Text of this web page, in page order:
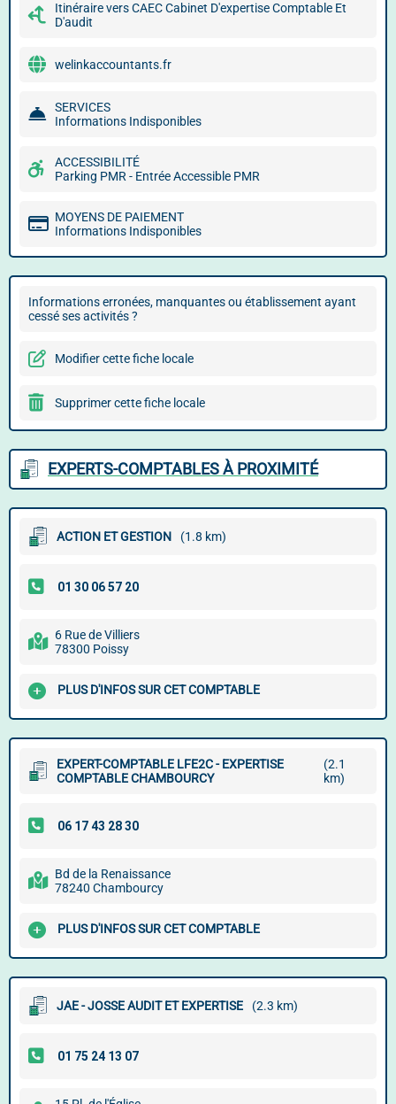
Itinéraire vers CAEC Cabinet D'expertise Comptable Et
D'audit
welinkaccountants.fr
SERVICES
Informations Indisponibles
ACCESSIBILITÉ
Parking PMR - Entrée Accessible PMR
MOYENS DE PAIEMENT
Informations Indisponibles
Informations erronées, manquantes ou établissement ayant
cessé ses activités ?
Modifier cette fiche locale
Supprimer cette fiche locale
EXPERTS-COMPTABLES À PROXIMITÉ
ACTION ET GESTION (1.8 km)
6 Rue de Villiers
78300 Poissy
PLUS D'INFOS SUR CET COMPTABLE
EXPERT-COMPTABLE LFE2C - EXPERTISE
COMPTABLE CHAMBOURCY
(2.1
km)
Bd de la Renaissance
78240 Chambourcy
PLUS D'INFOS SUR CET COMPTABLE
JAE - JOSSE AUDIT ET EXPERTISE (2.3 km)